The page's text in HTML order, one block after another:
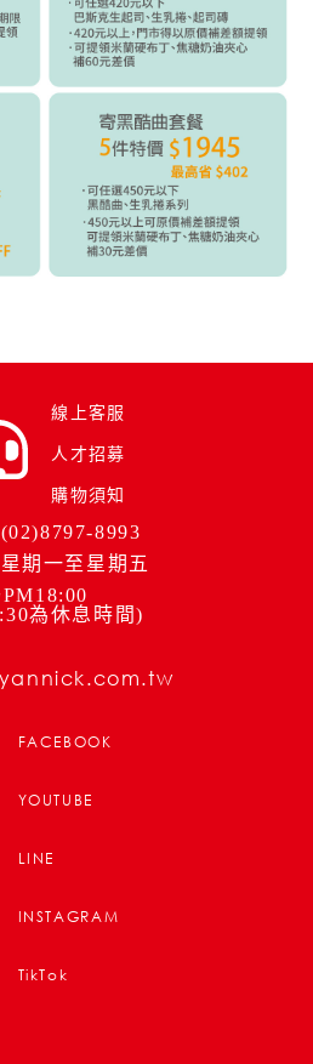
線上客服
人才招募
購物須知
8993
期一至星期五
為休息時間)
FACEBOOK
YOUTUBE
LINE
INSTAGRAM
TikTok